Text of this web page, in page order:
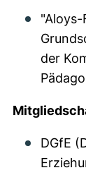
"Aloys-
der
DGfE